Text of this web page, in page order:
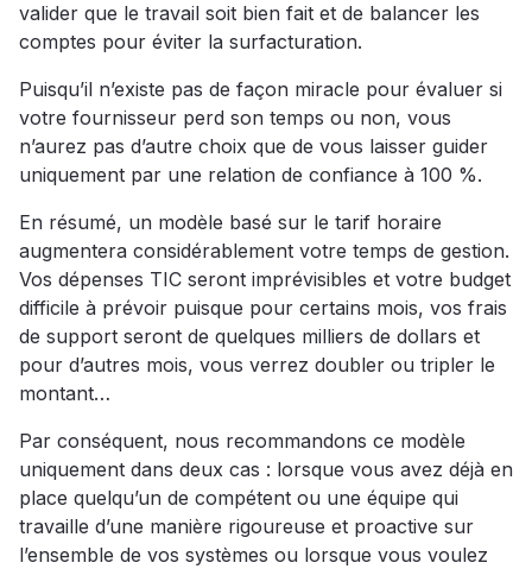
valider que le travail soit bien fait et de balancer les
comptes pour éviter la surfacturation.
Puisqu’il n’existe pas de façon miracle pour évaluer si
votre fournisseur perd son temps ou non, vous
n’aurez pas d’autre choix que de vous laisser guider
uniquement par une relation de confiance à 100 %.
En résumé, un modèle basé sur le tarif horaire
augmentera considérablement votre temps de gestion.
Vos dépenses TIC seront imprévisibles et votre budget
difficile à prévoir puisque pour certains mois, vos frais
de support seront de quelques milliers de dollars et
pour d’autres mois, vous verrez doubler ou tripler le
montant…
Par conséquent, nous recommandons ce modèle
uniquement dans deux cas : lorsque vous avez déjà en
place quelqu’un de compétent ou une équipe qui
travaille d’une manière rigoureuse et proactive sur
l’ensemble de vos systèmes ou lorsque vous voulez